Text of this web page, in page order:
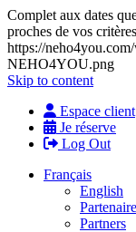
Complet aux dates
proches de vos
https://
NEHO4YOU.png
Skip to content
Espace client
Je réserve
Log Out
Français
English
Partners